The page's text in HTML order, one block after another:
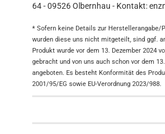
64 - 09526 Olbernhau - Kontakt:
* Sofern keine Details zur Herstellerangabe/
wurden diese uns nicht mitgeteilt, sind ggf.
Produkt wurde vor dem 13. Dezember 2024
gebracht und von uns auch schon vor dem
angeboten. Es besteht Konformität des
2001/95/EG sowie EU-Verordnung 2023/988.